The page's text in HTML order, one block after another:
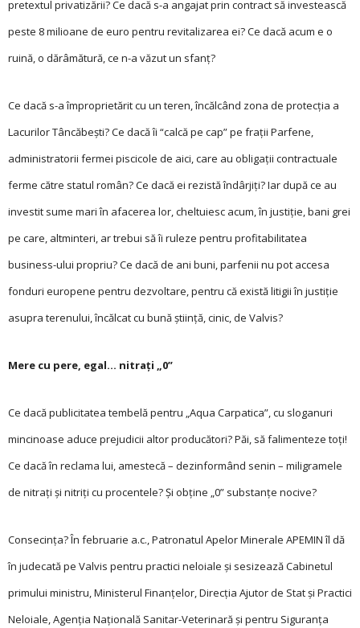
pretextul privatizării? Ce dacă s-a angajat prin contract să investească
peste 8 milioane de euro pentru revitalizarea ei? Ce dacă acum e o
ruină, o dărâmătură, ce n-a văzut un sfanţ?
Ce dacă s-a împroprietărit cu un teren, încălcând zona de protecţia a
Lacurilor Tâncăbeşti? Ce dacă îi “calcă pe cap” pe fraţii Parfene,
administratorii fermei piscicole de aici, care au obligaţii contractuale
ferme către statul român? Ce dacă ei rezistă îndârjiţi? Iar după ce au
investit sume mari în afacerea lor, cheltuiesc acum, în justiţie, bani grei
pe care, altminteri, ar trebui să îi ruleze pentru profitabilitatea
business-ului propriu? Ce dacă de ani buni, parfenii nu pot accesa
fonduri europene pentru dezvoltare, pentru că există litigii în justiţie
asupra terenului, încălcat cu bună ştiinţă, cinic, de Valvis?
Mere cu pere, egal… nitraţi „0”
Ce dacă publicitatea tembelă pentru „Aqua Carpatica”, cu sloganuri
mincinoase aduce prejudicii altor producători? Păi, să falimenteze toţi!
Ce dacă în reclama lui, amestecă – dezinformând senin – miligramele
de nitraţi şi nitriţi cu procentele? Şi obţine „0” substanţe nocive?
Consecinţa? În februarie a.c., Patronatul Apelor Minerale APEMIN îl dă
în judecată pe Valvis pentru practici neloiale şi sesizează Cabinetul
primului ministru, Ministerul Finanţelor, Direcţia Ajutor de Stat şi Practici
Neloiale, Agenţia Naţională Sanitar-Veterinară şi pentru Siguranţa